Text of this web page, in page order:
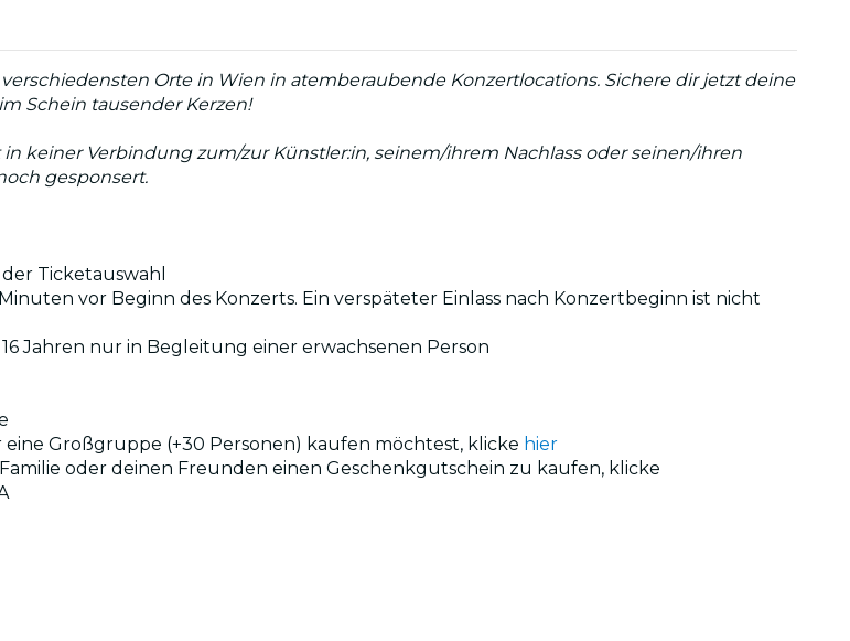
Orte in Wien in atemberaubende Konzertlocations. Sichere dir jetzt deine
Schein tausender Kerzen!
keiner Verbindung zum/zur Künstler:in, seinem/ihrem Nachlass oder seinen/ihren
gesponsert.
Ticketauswahl
vor Beginn des Konzerts. Ein verspäteter Einlass nach Konzertbeginn ist nicht
Jahren nur in Begleitung einer erwachsenen Person
Großgruppe (+30 Personen) kaufen möchtest, klicke hier
oder deinen Freunden einen Geschenkgutschein zu kaufen, klicke